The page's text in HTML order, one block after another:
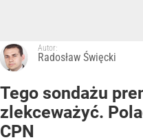
Autor:
Radosław Święcki
Tego sondażu
zlekceważyć.
CPN